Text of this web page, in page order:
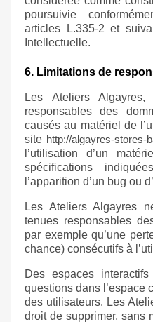
poursuivie
articles L.335-2 et
Intellectuelle.
6. Limitations de
Les Ateliers
responsables des
causés au matériel de
site http://algayres-stores-
l’utilisation d’un
spécifications
l’apparition d’un bug ou
Les Ateliers Algayres
tenues responsables
par exemple qu’une
chance) consécutifs à
Des espaces
questions dans l’espace
des utilisateurs. Les
droit de supprimer, sans